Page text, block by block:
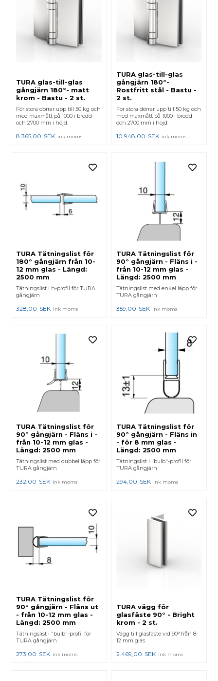
TURA glas-till-glas
gångjärn 180°- matt
krom - Bastu - 2 st.
För stora dörrar upp till 50 kg och
med maxmått på 1000 i bredd
och 2700 mm i höjd.
8.365,00 SEK ink moms
TURA glas-till-glas
gångjärn 180°-
Rostfritt stål - Bastu -
2 st.
För stora dörrar upp till 50 kg och
med maxmått på 1000 i bredd
och 2700 mm i höjd.
10.948,00 SEK ink moms
TURA Tätningslist för
180° gångjärn från 10-
12 mm glas - Längd:
2500 mm
Tätningslist i h-profil för TURA
gångjärn
328,00 SEK ink moms
TURA Tätningslist för
90° gångjärn - Fläns i -
från 10-12 mm glas -
Längd: 2500 mm
Tätningslist med enkel läpp för
TURA gångjärn
359,00 SEK ink moms
TURA Tätningslist för
90° gångjärn - Fläns i -
från 10-12 mm glas -
Längd: 2500 mm
Tätningslist med dubbel läpp för
TURA gångjärn
232,00 SEK ink moms
TURA Tätningslist för
90° gångjärn - Fläns in
- för 8 mm glas -
Längd: 2500 mm
Tätningslist i "bulb"-profil för
TURA gångjärn
294,00 SEK ink moms
TURA Tätningslist för
90° gångjärn - Fläns ut
- från 10-12 mm glas -
Längd: 2500 mm
Tätningslist i "bulb"-profil för
TURA gångjärn
273,00 SEK ink moms
TURA vägg för
glasfäste 90° - Bright
krom - 2 st.
Vägg till glasfäste vid 90° från 8-
12 mm glas
2.469,00 SEK ink moms